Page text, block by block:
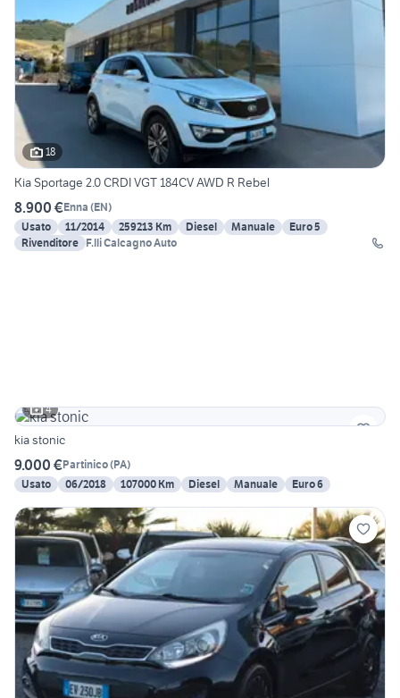
18
Kia Sportage 2.0 CRDI VGT 184CV AWD R Rebel
8.900 €Enna (EN)
Usato
11/2014 259213 Km Diesel Manuale
Euro 5
Rivenditore F.lli Calcagno Auto
4
kia stonic
9.000 €Partinico(PA)
Usato
06/2018 107000 Km Diesel Manuale Euro 6